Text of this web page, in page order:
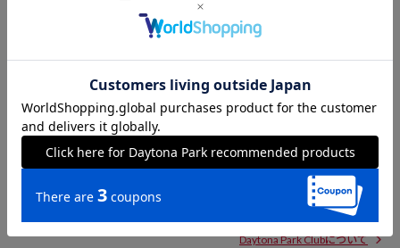
Daytona Park Clubについて